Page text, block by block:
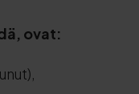
ovat: